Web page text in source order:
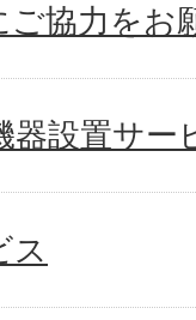
ご協力をお
器設置サー
ス